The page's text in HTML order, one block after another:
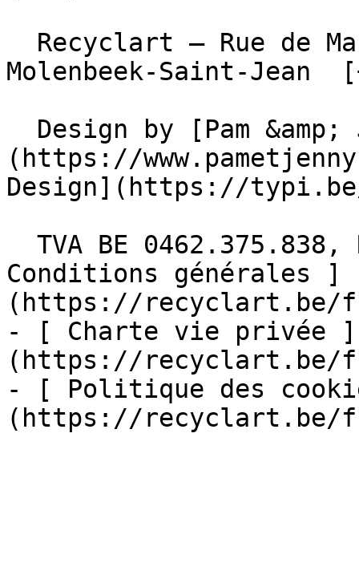
Molenbeek-Saint-
(https://
Design](https://
Conditions générales ]
(https://recyclart.be/
- [ Charte vie privée ]
(https://recyclart.be/
- [ Politique des